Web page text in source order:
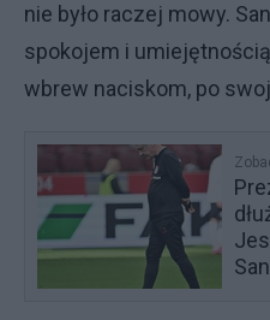
nie było raczej mowy.
spokojem i
wbrew naciskom, po